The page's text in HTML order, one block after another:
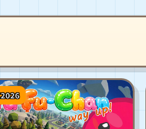
fight alongside you!